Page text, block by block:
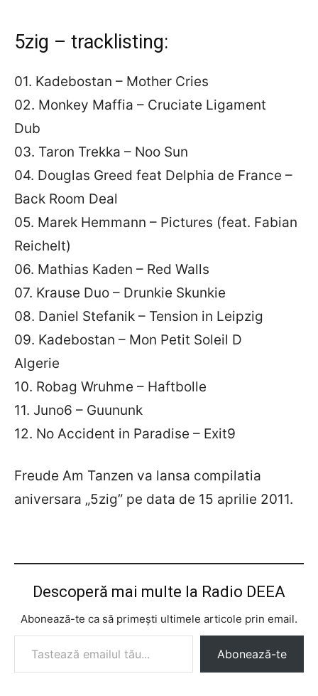
5zig – tracklisting:
01. Kadebostan – Mother Cries
02. Monkey Maffia – Cruciate Ligament
Dub
03. Taron Trekka – Noo Sun
04. Douglas Greed feat Delphia de France –
Back Room Deal
05. Marek Hemmann – Pictures (feat. Fabian
Reichelt)
06. Mathias Kaden – Red Walls
07. Krause Duo – Drunkie Skunkie
08. Daniel Stefanik – Tension in Leipzig
09. Kadebostan – Mon Petit Soleil D
Algerie
10. Robag Wruhme – Haftbolle
11. Juno6 – Guununk
12. No Accident in Paradise – Exit9
Freude Am Tanzen va lansa compilatia
aniversara „5zig” pe data de 15 aprilie 2011.
Descoperă mai multe la Radio DEEA
Abonează-te ca să primești ultimele articole prin email.
Tastează emailul tău...
Abonează-te